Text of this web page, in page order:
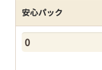
安心パック